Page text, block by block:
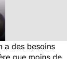
a des besoins
que moins de